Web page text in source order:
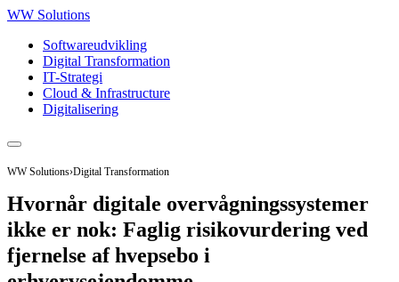
WW Solutions
Softwareudvikling
Digital Transformation
IT-Strategi
Cloud & Infrastructure
Digitalisering
WW Solutions›Digital Transformation
Hvornår digitale overvågningssystemer
ikke er nok: Faglig risikovurdering ved
fjernelse af hvepsebo i